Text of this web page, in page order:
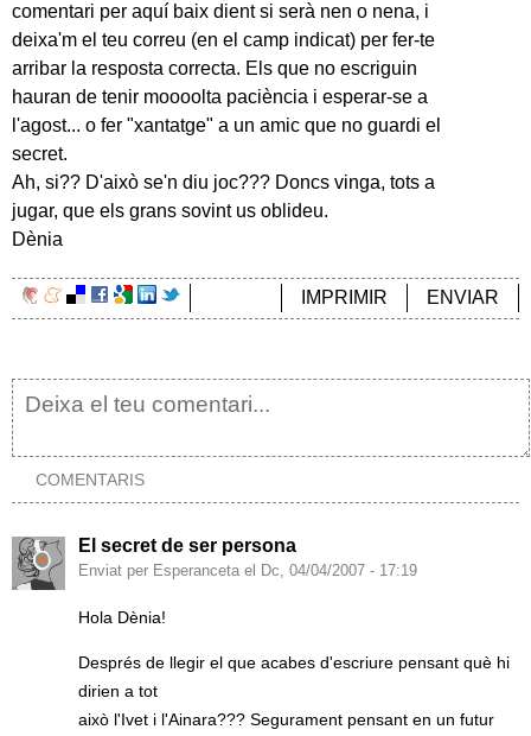
comentari per aquí baix dient si serà nen o nena, i
deixa'm el teu correu (en el camp indicat) per fer-te
arribar la resposta correcta. Els que no escriguin
hauran de tenir moooolta paciència i esperar-se a
l'agost... o fer "xantatge" a un amic que no guardi el
secret.
Ah, si?? D'això se'n diu joc??? Doncs vinga, tots a
jugar, que els grans sovint us oblideu.
Dènia
ENVIAR
IMPRIMIR
COMENTARIS
El secret de ser persona
Enviat per Esperanceta el Dc, 04/04/2007 - 17:19
Hola Dènia!
Després de llegir el que acabes d'escriure pensant què hi
dirien a tot
això l'Ivet i l'Ainara??? Segurament pensant en un futur